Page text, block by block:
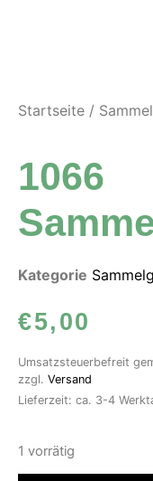
Startseite /
1066
Kategorie
€5,00
Umsatzsteuerbefreit
zzgl. Versand
Lieferzeit: ca. 3-4
1 vorrätig